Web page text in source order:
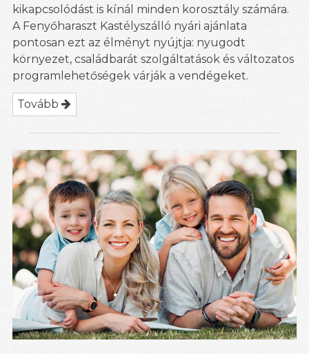
kikapcsolódást is kínál minden korosztály számára.
A Fenyőharaszt Kastélyszálló nyári ajánlata
pontosan ezt az élményt nyújtja: nyugodt
környezet, családbarát szolgáltatások és változatos
programlehetőségek várják a vendégeket.
Tovább